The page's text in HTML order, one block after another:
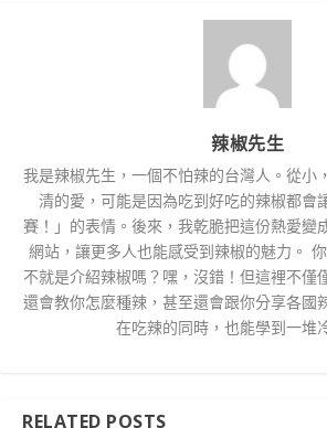
辣椒先生
我是辣椒先生，一個不怕辣的台灣人。從小
清的愛，可能是因為吃到好吃的辣椒都會
賽！」的表情。後來，我乾脆把這份熱愛變
網站，讓更多人也能感受到辣椒的魅力。
不就是介紹辣椒嗎？嘿，沒錯！但這裡不僅
還會教你怎麼種辣，甚至還會跟你分享各國
在吃辣的同時，也能學到一堆
RELATED POSTS